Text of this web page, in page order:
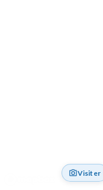
Visiter